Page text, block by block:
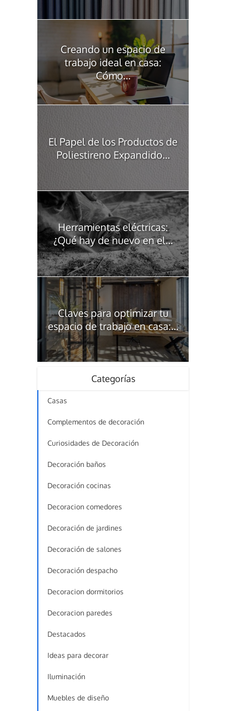
Creando un espacio de
trabajo ideal en casa:
Cómo...
El Papel de los Productos de
Poliestireno Expandido...
Herramientas eléctricas:
¿Qué hay de nuevo en el...
Claves para optimizar tu
espacio de trabajo en casa:...
Categorías
Casas
Complementos de decoración
Curiosidades de Decoración
Decoración baños
Decoración cocinas
Decoracion comedores
Decoración de jardines
Decoración de salones
Decoración despacho
Decoracion dormitorios
Decoracion paredes
Destacados
Ideas para decorar
Iluminación
Muebles de diseño